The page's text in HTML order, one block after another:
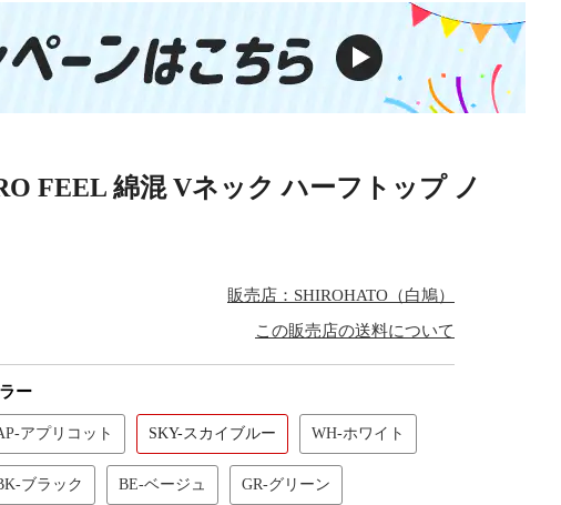
FEEL 綿混 Vネック ハーフトップ ノ
販売店：SHIROHATO（白鳩）
この販売店の送料について
ー
アプリコット SKY-スカイブルー WH-ホワイト
ブラック BE-ベージュ GR-グリーン